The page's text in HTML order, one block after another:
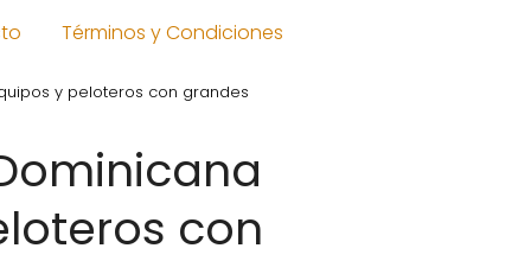
Términos y Condiciones
y peloteros con grandes
con